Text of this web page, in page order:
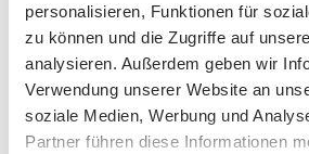
personalisieren, Funktionen für
zu können und die Zugriffe auf
analysieren. Außerdem geben wir
Verwendung unserer Website an
soziale Medien, Werbung und
Partner führen diese Informationen
Transparenz und Effizienz zu
TimeTac bietet Ihnen hierfür die
um Ihre Arbeitszeiten sicher
dokumentieren. So behalten
Überblick und erfüllen